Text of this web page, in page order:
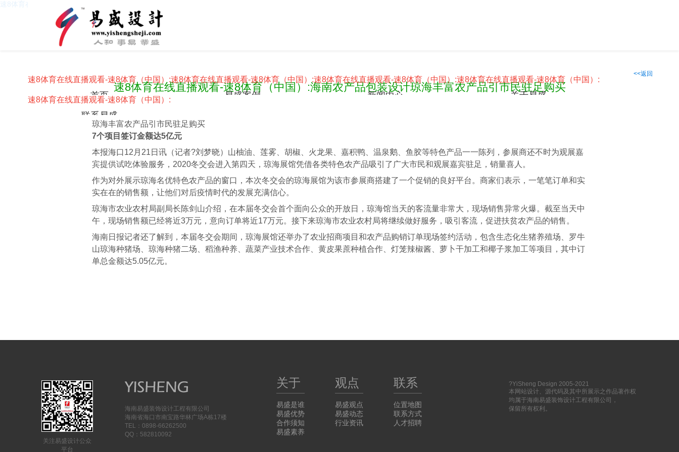
速8体育在线直播观看-速8体育（中国）
速8体育在线直播观看-速8体育（中国）:
首页
速8体育在线直播观看-速8体育（中国）:
易盛案例
速8体育在线直播观看-速8体育（中国）:
新闻中心
速8体育在线直播观看-速8体育（中国）:
关于易盛
速8体育在线直播观看-速8体育（中国）:
联系易盛
<<返回
速8体育在线直播观看-速8体育（中国）:海南农产品包装设计琼海丰富农产品引市民驻足购买
琼海丰富农产品引市民驻足购买
7个项目签订金额达5亿元
本报海口12月21日讯（记者?刘梦晓）山柚油、莲雾、胡椒、火龙果、嘉积鸭、温泉鹅、鱼胶等特色产品一一陈列，参展商还不时为观展嘉
宾提供试吃体验服务，2020冬交会进入第四天，琼海展馆凭借各类特色农产品吸引了广大市民和观展嘉宾驻足，销量喜人。
作为对外展示琼海名优特色农产品的窗口，本次冬交会的琼海展馆为该市参展商搭建了一个促销的良好平台。商家们表示，一笔笔订单和实
实在在的销售额，让他们对后疫情时代的发展充满信心。
琼海市农业农村局副局长陈剑山介绍，在本届冬交会首个面向公众的开放日，琼海馆当天的客流量非常大，现场销售异常火爆。截至当天中
午，现场销售额已经将近3万元，意向订单将近17万元。接下来琼海市农业农村局将继续做好服务，吸引客流，促进扶贫农产品的销售。
海南日报记者还了解到，本届冬交会期间，琼海展馆还举办了农业招商项目和农产品购销订单现场签约活动，包含生态化生猪养殖场、罗牛
山琼海种猪场、琼海种猪二场、稻渔种养、蔬菜产业技术合作、黄皮果蔗种植合作、灯笼辣椒酱、萝卜干加工和椰子浆加工等项目，其中订
单总金额达5.05亿元。
关注易盛设计公众
平台
海南易盛装饰设计工程有限公司
海南省海口市南宝路华林广场A栋17楼
TEL：0898-66262500
QQ：582810092
关于
易盛是谁
易盛优势
合作须知
易盛素养
观点
易盛观点
易盛动态
行业资讯
联系
位置地图
联系方式
人才招聘
?YiSheng Design 2005-2021
本网站设计、源代码及其中所展示之作品著作权
均属于海南易盛装饰设计工程有限公司，
保留所有权利。